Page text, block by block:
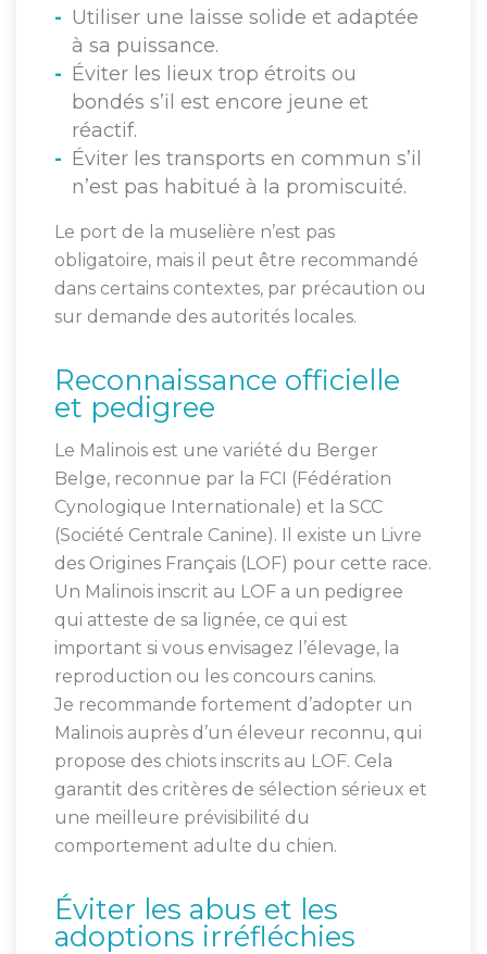
Utiliser une laisse solide et adaptée
à sa puissance.
Éviter les lieux trop étroits ou
bondés s’il est encore jeune et
réactif.
Éviter les transports en commun s’il
n’est pas habitué à la promiscuité.
Le port de la muselière n’est pas
obligatoire, mais il peut être recommandé
dans certains contextes, par précaution ou
sur demande des autorités locales.
Reconnaissance officielle
et pedigree
Le Malinois est une variété du Berger
Belge, reconnue par la FCI (Fédération
Cynologique Internationale) et la SCC
(Société Centrale Canine). Il existe un Livre
des Origines Français (LOF) pour cette race.
Un Malinois inscrit au LOF a un pedigree
qui atteste de sa lignée, ce qui est
important si vous envisagez l’élevage, la
reproduction ou les concours canins.
Je recommande fortement d’adopter un
Malinois auprès d’un éleveur reconnu, qui
propose des chiots inscrits au LOF. Cela
garantit des critères de sélection sérieux et
une meilleure prévisibilité du
comportement adulte du chien.
Éviter les abus et les
adoptions irréfléchies